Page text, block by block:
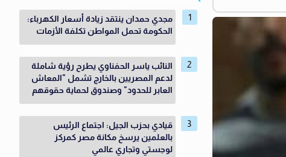
مجدي حمدان ينتقد زيادة أسعار الكهرباء:
الحكومة تحمل المواطن تكلفة الأزمات
النائب ياسر الحفناوي يطرح رؤية شاملة
لدعم المصريين بالخارج تشمل "المعاش
العابر للحدود" وصندوق لحماية حقوقهم
قيادي بحزب الجيل: اجتماع الرئيس
بالعلمين يرسخ مكانة مصر كمركز
لوجستي وتجاري عالمي